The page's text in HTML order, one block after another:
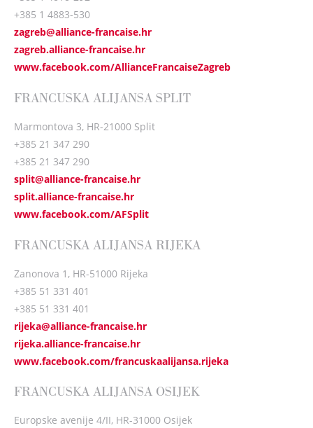
+385 1 4883-530
zagreb@alliance-francaise.hr
zagreb.alliance-francaise.hr
www.facebook.com/AllianceFrancaiseZagreb
FRANCUSKA ALIJANSA SPLIT
Marmontova 3, HR-21000 Split
+385 21 347 290
+385 21 347 290
split@alliance-francaise.hr
split.alliance-francaise.hr
www.facebook.com/AFSplit
FRANCUSKA ALIJANSA RIJEKA
Zanonova 1, HR-51000 Rijeka
+385 51 331 401
+385 51 331 401
rijeka@alliance-francaise.hr
rijeka.alliance-francaise.hr
www.facebook.com/francuskaalijansa.rijeka
FRANCUSKA ALIJANSA OSIJEK
Europske avenije 4/II, HR-31000 Osijek